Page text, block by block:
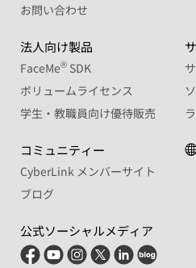
お問い合わせ
法人向け製品
FaceMe® SDK
ボリュームライセンス
学生・教職員向け優待販売
コミュニティー
CyberLink メンバーサイト
ブログ
公式ソーシャルメディア